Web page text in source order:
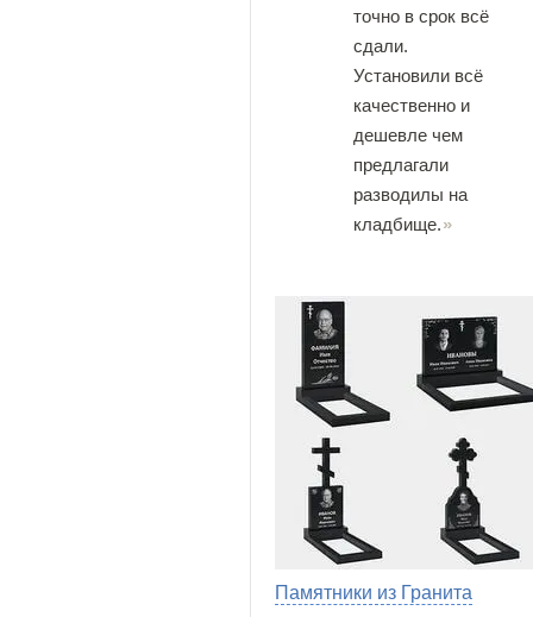
точно в срок всё
сдали.
Установили всё
качественно и
дешевле чем
предлагали
разводилы на
кладбище.
Памятники из Гранита